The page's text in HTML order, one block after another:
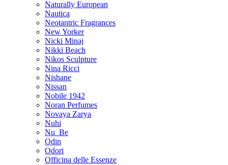
Naturally European
Nautica
Neotantric Fragrances
New Yorker
Nicki Minaj
Nikki Beach
Nikos Sculpture
Nina Ricci
Nishane
Nissan
Nobile 1942
Noran Perfumes
Novaya Zarya
Nuhi
Nu_Be
Odin
Odori
Officina delle Essenze